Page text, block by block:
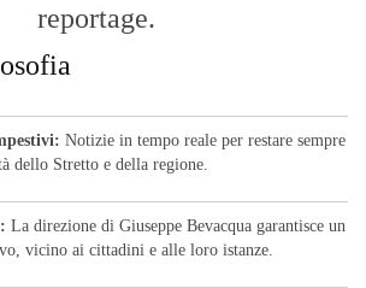
reportage.
Notizie in tempo reale per restare sempre
dello Stretto e della regione.
La direzione di Giuseppe Bevacqua garantisce un
vicino ai cittadini e alle loro istanze.